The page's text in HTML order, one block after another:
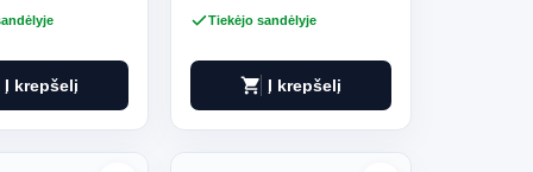
Į krepšelį
Tiekėjo sandėlyje
shopping_cart Į krepšelį